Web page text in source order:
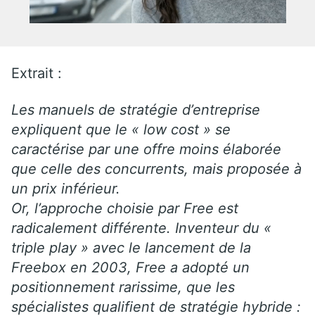
Extrait :
Les manuels de stratégie d’entreprise
expliquent que le « low cost » se
caractérise par une offre moins élaborée
que celle des concurrents, mais proposée à
un prix inférieur.
Or, l’approche choisie par Free est
radicalement différente. Inventeur du «
triple play » avec le lancement de la
Freebox en 2003, Free a adopté un
positionnement rarissime, que les
spécialistes qualifient de stratégie hybride :